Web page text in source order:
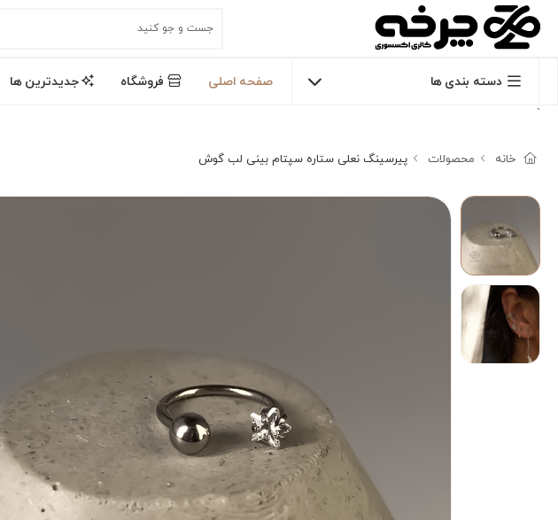
دسته بندی ها صفحه اصلی فروشگاه جدیدترین ها
`
خانه محصولات پیرسینگ نعلی ستاره سپتام بینی لب گوش